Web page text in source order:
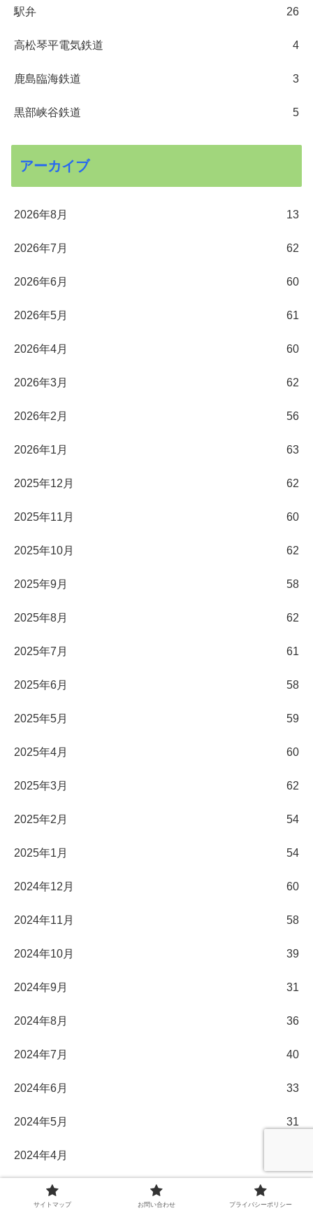
駅弁 26
高松琴平電気鉄道 4
鹿島臨海鉄道 3
黒部峡谷鉄道 5
アーカイブ
2026年8月 13
2026年7月 62
2026年6月 60
2026年5月 61
2026年4月 60
2026年3月 62
2026年2月 56
2026年1月 63
2025年12月 62
2025年11月 60
2025年10月 62
2025年9月 58
2025年8月 62
2025年7月 61
2025年6月 58
2025年5月 59
2025年4月 60
2025年3月 62
2025年2月 54
2025年1月 54
2024年12月 60
2024年11月 58
2024年10月 39
2024年9月 31
2024年8月 36
2024年7月 40
2024年6月 33
2024年5月 31
2024年4月
2024年3月
サイトマップ お問い合わせ プライバシーポリシー